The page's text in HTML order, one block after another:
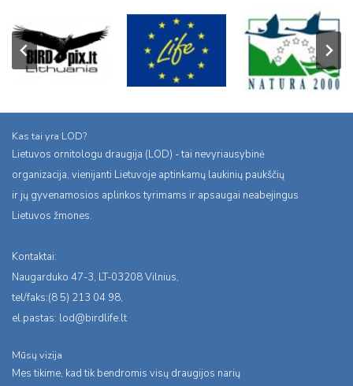
Kas tai yra LOD?
Lietuvos ornitologu draugija (LOD) - tai nevyriausybinė
organizacija, vienijanti Lietuvoje aptinkamų laukinių paukščių
ir jų gyvenamosios aplinkos tyrimams ir apsaugai neabejingus
Lietuvos žmones.
Kontaktai:
Naugarduko 47-3, LT-03208 Vilnius,
tel/faks:(8 5) 213 04 98,
el.pastas: lod@birdlife.lt
Mūsų vizija
Mes tikime, kad tik bendromis visų draugijos narių